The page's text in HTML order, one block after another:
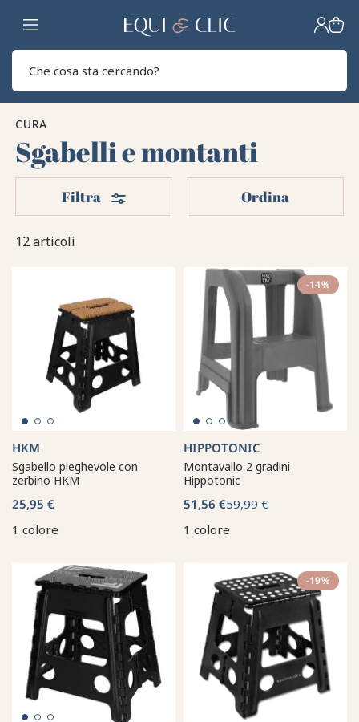
Casa
CURA
Sgabelli e montanti
12 articoli
Filtra Filtri Ordina
HKM
Sgabello pieghevole con
zerbino HKM
25,95 €
1 colore
-14%
HIPPOTONIC
Montavallo 2 gradini
Hippotonic
51,56 €59,99 €
1 colore
-19%